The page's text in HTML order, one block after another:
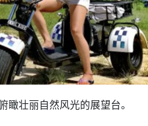
壮丽自然风光的展望台。